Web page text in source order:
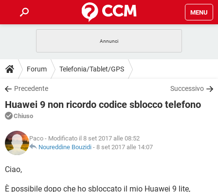
MENU
INTRATTENIMENTO ANDROID
iOS
INSTAGRAM WHATSAPP
TIKTOK
HARDWARE
GUIDE
COVID-19 GAMING
iOS
INSTAGRAM
TIKTOK FACEBOOK
DOWNLOAD
COVID-19 GAMING
INTRATTENIMENTO
iOS WINDOWS 10
INSTAGRAM
TIKTOK
HARDWARE
FORUM
COVID-19
INTRATTENIMENTO ANDROID
GLOSSARIO
COVID-19
INTRATTENIMENTO
iOS WINDOWS 10
Forum Telefonia/Tablet/GPS
Precedente Successivo
Huawei 9 non ricordo codice sblocco telefono
Chiuso
Paco - Modificato il 8 set 2017 alle 08:52
Noureddine Bouzidi - 8 set 2017 alle 14:07
Ciao,
È possibile dopo che ho sbloccato il mio Huawei 9 lite,